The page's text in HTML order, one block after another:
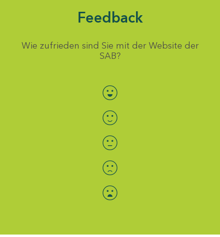
Feedback
Wie zufrieden sind Sie mit der Website der
SAB?
Bewertung auswählen